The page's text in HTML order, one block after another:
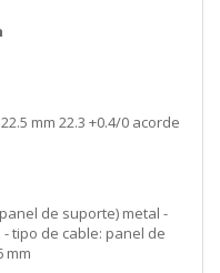
mm 22.3 +0.4/0 acorde
de suporte) metal -
- tipo de cable: panel de
mm